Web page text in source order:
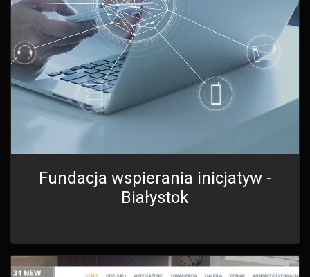
Fundacja wspierania inicjatyw -
Białystok